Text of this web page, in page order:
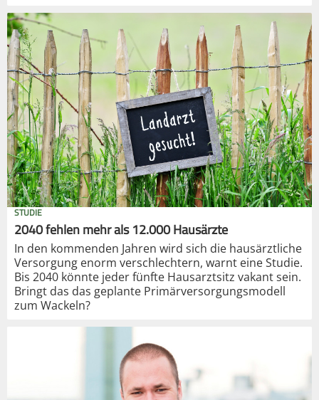
STUDIE
2040 fehlen mehr als 12.000 Hausärzte
In den kommenden Jahren wird sich die hausärztliche
Versorgung enorm verschlechtern, warnt eine Studie.
Bis 2040 könnte jeder fünfte Hausarztsitz vakant sein.
Bringt das das geplante Primärversorgungsmodell
zum Wackeln?